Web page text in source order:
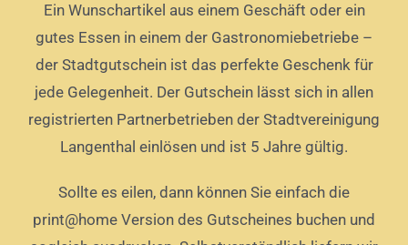
Ein Wunschartikel aus einem Geschäft oder ein
gutes Essen in einem der Gastronomiebetriebe –
der Stadtgutschein ist das perfekte Geschenk für
jede Gelegenheit. Der Gutschein lässt sich in allen
registrierten Partnerbetrieben der Stadtvereinigung
Langenthal einlösen und ist 5 Jahre gültig.
Sollte es eilen, dann können Sie einfach die
print@home Version des Gutscheines buchen und